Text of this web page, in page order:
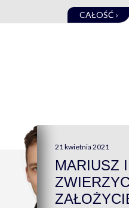
CAŁOŚĆ ›
21 kwietnia 2021
MARIUSZ